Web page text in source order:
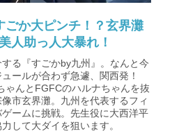
か大ピンチ！？玄界灘
人助っ人大暴れ！
る『すごかby九州』。なんと今
ールが合わず急遽、関西発！
ゃんとFGFCのハルナちゃんを抜
市玄界灘。九州を代表するフィ
ームに挑戦。先生役に大西洋平
して大ダイを狙います。